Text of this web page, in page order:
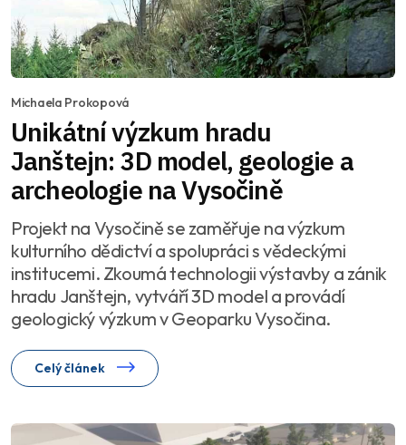
Michaela Prokopová
Unikátní výzkum hradu
Janštejn: 3D model, geologie a
archeologie na Vysočině
Projekt na Vysočině se zaměřuje na výzkum
kulturního dědictví a spolupráci s vědeckými
institucemi. Zkoumá technologii výstavby a zánik
hradu Janštejn, vytváří 3D model a provádí
geologický výzkum v Geoparku Vysočina.
Celý článek